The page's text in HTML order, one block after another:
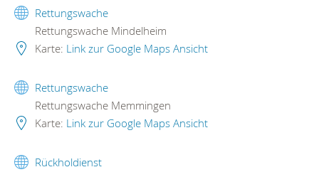
Rettungswache
Rettungswache Mindelheim
Karte: Link zur Google Maps Ansicht
Rettungswache
Rettungswache Memmingen
Karte: Link zur Google Maps Ansicht
Rückholdienst